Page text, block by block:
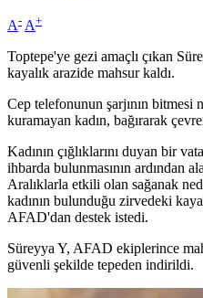
A- A+
Toptepe'ye gezi amaçlı çıkan
kayalık arazide mahsur kaldı.
Cep telefonunun şarjının bitmesi
kuramayan kadın, bağırarak
Kadının çığlıklarını duyan bir
ihbarda bulunmasının ardından
Aralıklarla etkili olan sağanak
kadının bulunduğu zirvedeki
AFAD'dan destek istedi.
Süreyya Y, AFAD ekiplerince
güvenli şekilde tepeden indirildi.